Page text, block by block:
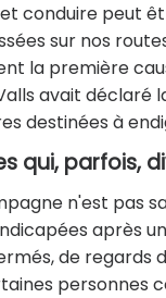
conduire peut
sur nos
la première
avait
destinées à
qui, parfois,
n'est pas
après
de regards
personnes